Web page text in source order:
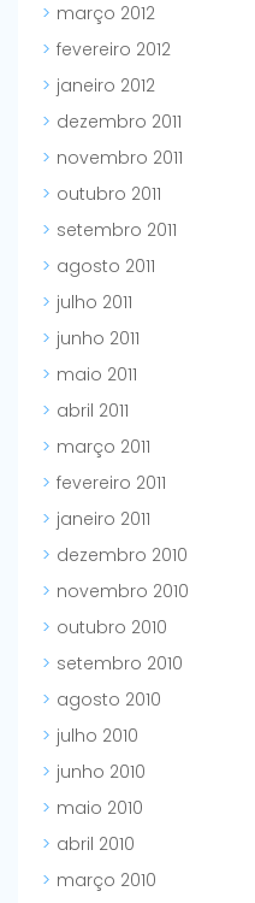
março 2012
fevereiro 2012
janeiro 2012
dezembro 2011
novembro 2011
outubro 2011
setembro 2011
agosto 2011
julho 2011
junho 2011
maio 2011
abril 2011
março 2011
fevereiro 2011
janeiro 2011
dezembro 2010
novembro 2010
outubro 2010
setembro 2010
agosto 2010
julho 2010
junho 2010
maio 2010
abril 2010
março 2010